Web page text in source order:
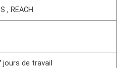
, REACH
jours de travail